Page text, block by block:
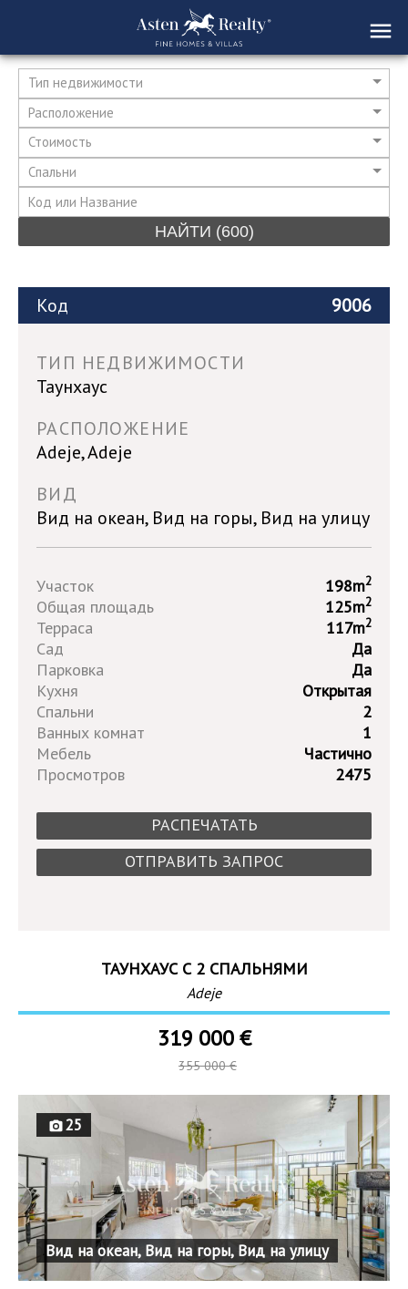
Тип недвижимости
Расположение
Стоимость
Спальни
НАЙТИ (600)
Код 9006
ТИП НЕДВИЖИМОСТИ
Таунхаус
РАСПОЛОЖЕНИЕ
Adeje, Adeje
ВИД
Вид на океан, Вид на горы, Вид на улицу
Участок 198m2
Общая площадь 125m2
Терраса 117m2
Сад
Да
Парковка
Да
Кухня
Открытая
Спальни
2
Ванных комнат
1
Мебель
Частично
Просмотров
2475
РАСПЕЧАТАТЬ
ОТПРАВИТЬ ЗАПРОС
ТАУНХАУС С 2 СПАЛЬНЯМИ
Adeje
319 000 €
355 000 €
25
Вид на океан, Вид на горы, Вид на улицу